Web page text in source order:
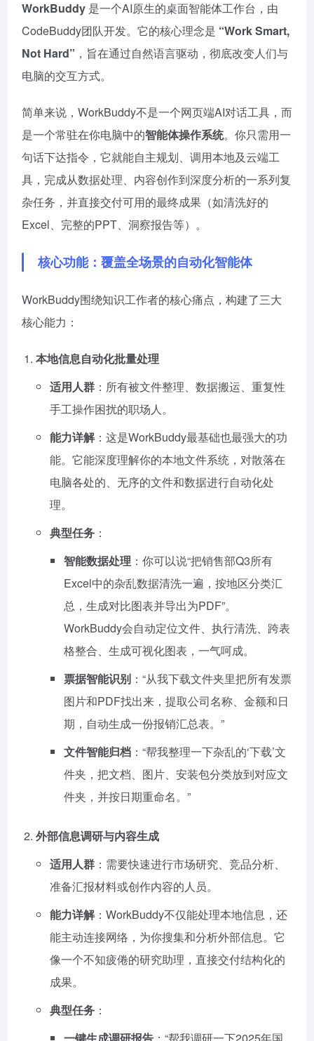
WorkBuddy 是一个AI原生的桌面智能体工作台，由
CodeBuddy团队开发。它的核心理念是 “Work Smart,
Not Hard” ，旨在通过自然语言驱动，彻底改变人们与
电脑的交互方式。
简单来说，WorkBuddy不是一个网页端AI对话工具，而
是一个常驻在你电脑中的智能体操作系统。你只需用一
句话下达指令，它就能自主规划、调用本地及云端工
具，完成从数据处理、内容创作到深度分析的一系列复
杂任务，并直接交付可用的最终成果（如清洗好的
Excel、完整的PPT、洞察报告等）。
核心功能：覆盖全场景的自动化智能体
WorkBuddy围绕知识工作者的核心痛点，构建了三大
核心能力：
本地信息自动化批量处理
适用人群 ：所有被文件整理、数据搬运、重复性
手工操作困扰的职场人。
能力详解：这是WorkBuddy最基础也最强大的功
能。它能深度理解你的本地文件系统，对散落在
电脑各处的、无序的文件和数据进行自动化处
理。
典型任务 ：
智能数据处理 ：你可以说“把销售部Q3所有
Excel中的杂乱数据清洗一遍，按地区分类汇
总，生成对比图表并导出为PDF”。
WorkBuddy会自动定位文件、执行清洗、跨表
格整合、生成可视化图表，一气呵成。
票据智能识别 ：“从我下载文件夹里把所有发票
图片和PDF找出来，提取公司名称、金额和日
期，自动生成一份报销汇总表。”
文件智能归档 ：“帮我整理一下杂乱的‘下载’文
件夹，把文档、图片、安装包分类放到对应文
件夹，并按日期重命名。”
外部信息调研与内容生成
适用人群 ：需要快速进行市场研究、竞品分析、
准备汇报材料或创作内容的人员。
能力详解：WorkBuddy不仅能处理本地信息，还
能主动连接网络，为你搜集和分析外部信息。它
像一个不知疲倦的研究助理，直接交付结构化的
成果。
典型任务 ：